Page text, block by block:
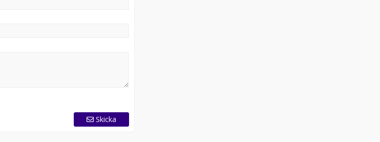
Skicka